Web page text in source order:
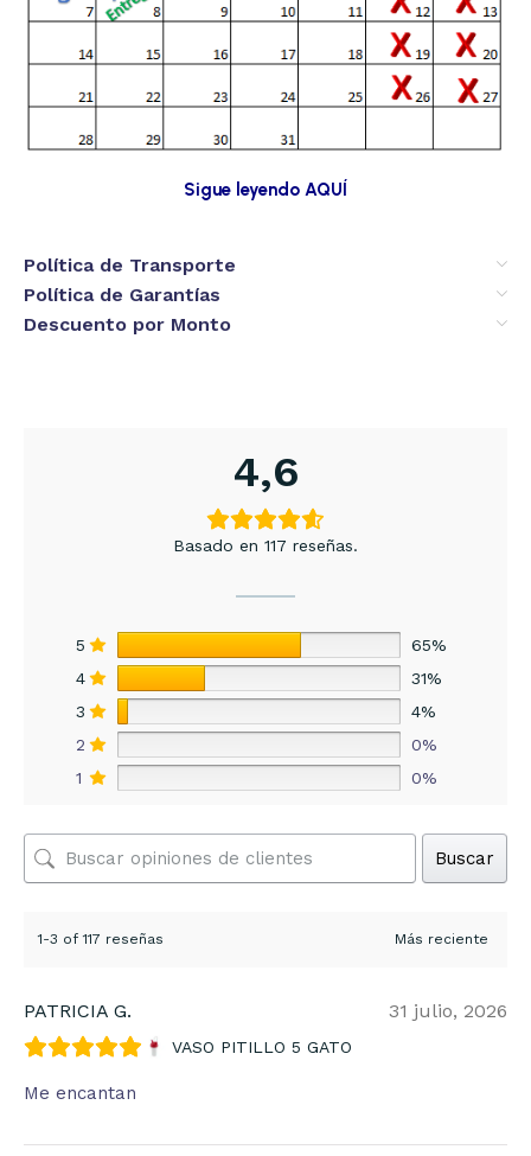
Sigue leyendo AQUÍ
Política de Transporte
Política de Garantías
Descuento por Monto
4,6
Basado en 117 reseñas.
5
65%
4
31%
3
4%
2
0%
1
0%
Buscar
1-3 of 117 reseñas
PATRICIA G. 31 julio, 2026
VASO PITILLO 5 GATO
Me encantan